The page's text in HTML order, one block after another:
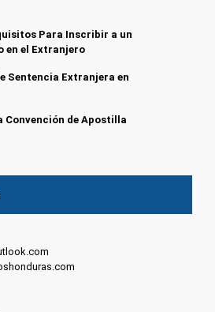
Para Inscribir a un
en el Extranjero
Sentencia Extranjera en
Convención de Apostilla